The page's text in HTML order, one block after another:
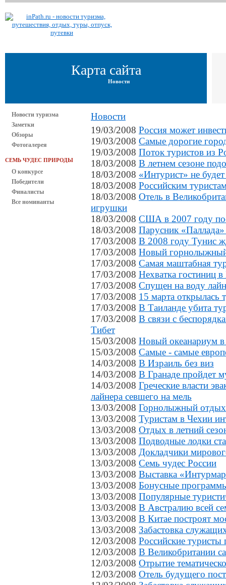
Карта сайта
Новости
Новости туризма
Заметки
Обзоры
Фотогалерея
СЕМЬ ЧУДЕС ПРИРОДЫ
О конкурсе
Победители
Финалисты
Все номинанты
Новости
19/03/2008 Россия может
19/03/2008 Самые дорогие
19/03/2008 Поток туристов из
18/03/2008 В летнем сезоне
18/03/2008 «Интурист» не
18/03/2008 Российским
18/03/2008 Отель в
игрушки
18/03/2008 США в 2007 году
18/03/2008 Парусник
17/03/2008 В 2008 году Тунис
17/03/2008 Новый горнолыжный
17/03/2008 Самая маштабная
17/03/2008 Нехватка гостиниц
17/03/2008 Спущен на воду
17/03/2008 15 марта открылась
17/03/2008 В Таиланде убита
17/03/2008 В связи с
Тибет
15/03/2008 Новый океанариум
15/03/2008 Самые - самые
14/03/2008 В Израиль без виз
14/03/2008 В Гранаде пройдет
14/03/2008 Греческие власти
лайнера севшего на мель
13/03/2008 Горнолыжный
13/03/2008 Туристам в Чехии
13/03/2008 Отдых в летний
13/03/2008 Подводные лодки
13/03/2008 Докладчики
13/03/2008 Семь чудес России
13/03/2008 Выставка
13/03/2008 Бонусные
13/03/2008 Популярные
13/03/2008 В Австралию всей
13/03/2008 В Китае построят
13/03/2008 Забастовка
12/03/2008 Российские
12/03/2008 В Великобритании
12/03/2008 Отрытие
12/03/2008 Отель будущего